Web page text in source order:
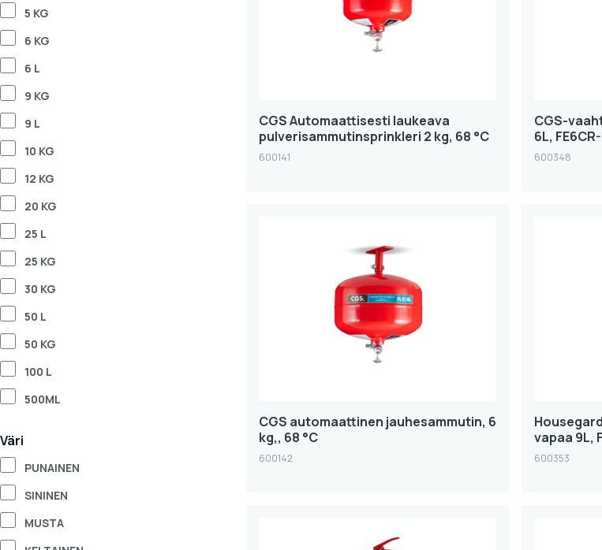
5 KG
6 KG
6 L
9 KG
9 L
10 KG
12 KG
20 KG
25 L
25 KG
30 KG
50 L
50 KG
100 L
500ML
Väri
PUNAINEN
SININEN
MUSTA
CGS Automaattisesti laukeava
pulverisammutinsprinkleri 2 kg, 68 °C
600141
CGS-
6L,
600348
CGS automaattinen jauhesammutin, 6
kg,, 68 °C
600142
vapaa 9L,
600353